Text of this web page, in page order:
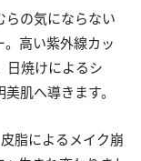
らの気にならない
高い紫外線カッ
日焼けによるシ
肌へ導きます。
脂によるメイク崩